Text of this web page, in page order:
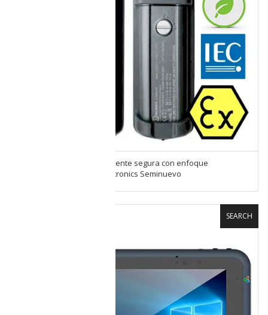
Cámara digital intrínsecamente segura con enfoque
automático iCAM502 de Extronics Seminuevo
SEARCH